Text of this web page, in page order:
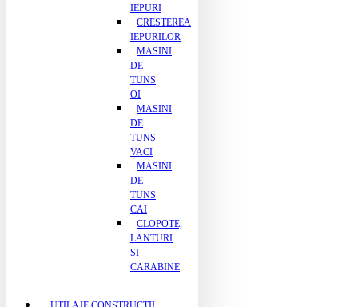
IEPURI
CRESTEREA
IEPURILOR
MASINI
DE
TUNS
OI
MASINI
DE
TUNS
VACI
MASINI
DE
TUNS
CAI
CLOPOTE,
LANTURI
SI
CARABINE